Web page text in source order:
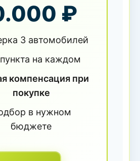
₽
3 автомобилей
на каждом
компенсация при
покупке
в нужном
бюджете